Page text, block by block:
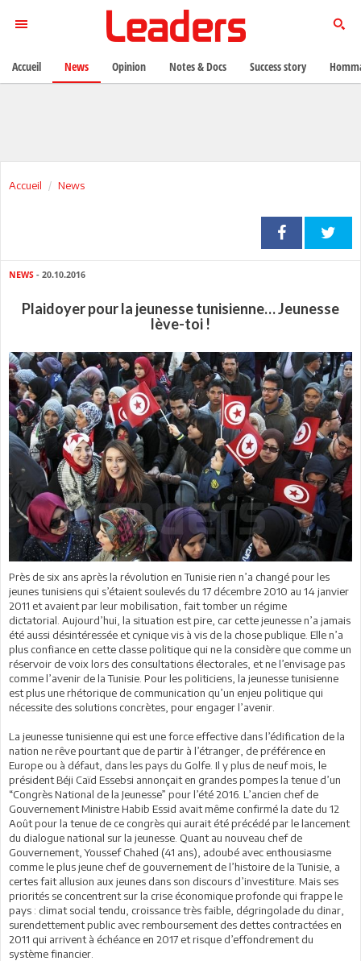
Accueil News
NEWS - 20.10.2016
Plaidoyer pour la jeunesse tunisienne… Jeunesse
lève-toi !
Près de six ans après la révolution en Tunisie rien n’a changé pour les
jeunes tunisiens qui s’étaient soulevés du 17 décembre 2010 au 14 janvier
2011 et avaient par leur mobilisation, fait tomber un régime
dictatorial. Aujourd’hui, la situation est pire, car cette jeunesse n’a jamais
été aussi désintéressée et cynique vis à vis de la chose publique. Elle n’a
plus confiance en cette classe politique qui ne la considère que comme un
réservoir de voix lors des consultations électorales, et ne l’envisage pas
comme l’avenir de la Tunisie. Pour les politiciens, la jeunesse tunisienne
est plus une rhétorique de communication qu’un enjeu politique qui
nécessite des solutions concrètes, pour engager l’avenir.
La jeunesse tunisienne qui est une force effective dans l’édification de la
nation ne rêve pourtant que de partir à l’étranger, de préférence en
Europe ou à défaut, dans les pays du Golfe. Il y plus de neuf mois, le
président Béji Caïd Essebsi annonçait en grandes pompes la tenue d’un
“Congrès National de la Jeunesse” pour l’été 2016. L’ancien chef de
Gouvernement Ministre Habib Essid avait même confirmé la date du 12
Août pour la tenue de ce congrès qui aurait été précédé par le lancement
du dialogue national sur la jeunesse. Quant au nouveau chef de
Gouvernement, Youssef Chahed (41 ans), adoubé avec enthousiasme
comme le plus jeune chef de gouvernement de l’histoire de la Tunisie, a
certes fait allusion aux jeunes dans son discours d’investiture. Mais ses
priorités se concentrent sur la crise économique profonde qui frappe le
pays : climat social tendu, croissance très faible, dégringolade du dinar,
surendettement public avec remboursement des dettes contractées en
2011 qui arrivent à échéance en 2017 et risque d’effondrement du
système financier.
Accueil News Opinion Notes & Docs Success story